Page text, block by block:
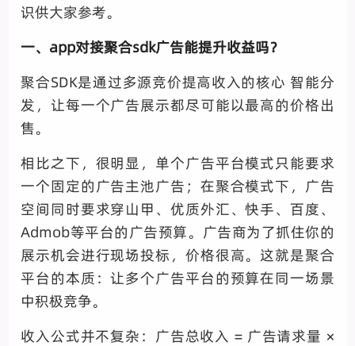
识供大家参考。
一、app对接聚合sdk广告能提升收益吗？
聚合SDK是通过多源竞价提高收入的核心 智能分
发，让每一个广告展示都尽可能以最高的价格出
售。
相比之下，很明显，单个广告平台模式只能要求
一个固定的广告主池广告；在聚合模式下，广告
空间同时要求穿山甲、优质外汇、快手、百度、
Admob等平台的广告预算。广告商为了抓住你的
展示机会进行现场投标，价格很高。这就是聚合
平台的本质：让多个广告平台的预算在同一场景
中积极竞争。
收入公式并不复杂：广告总收入 = 广告请求量 ×